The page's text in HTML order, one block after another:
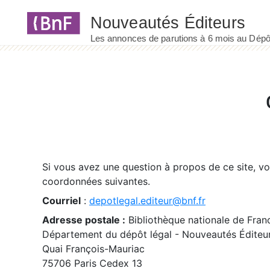
Si vous avez une question à propos de ce site,
coordonnées suivantes.
Courriel : depotlegal.editeur@bnf.fr
Adresse postale : Bibliothèque nationale de
Département du dépôt légal - Nouveautés
Quai François-Mauriac
75706 Paris Cedex 13